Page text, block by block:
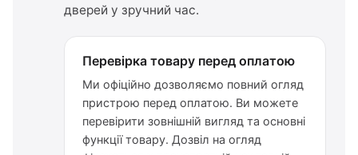
дверей у зручний час.
Перевірка товару перед оплатою
Ми офіційно дозволяємо повний огляд
пристрою перед оплатою. Ви можете
перевірити зовнішній вигляд та основні
функції товару. Дозвіл на огляд